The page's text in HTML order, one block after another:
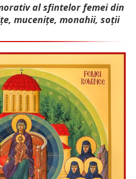
al sfintelor femei din
mu­cenițe, monahii, soții